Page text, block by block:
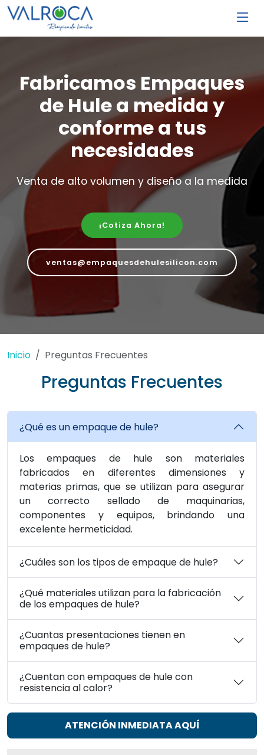
Fabricamos Empaques
de Hule a medida y
conforme a tus
necesidades
Venta de alto volumen y diseño a la medida
¡Cotiza Ahora!
ventas@empaquesdehulesilicon.com
Inicio Preguntas Frecuentes
Preguntas Frecuentes
¿Qué es un empaque de hule?
Los empaques de hule son materiales
fabricados en diferentes dimensiones y
materias primas, que se utilizan para asegurar
un correcto sellado de maquinarias,
componentes y equipos, brindando una
excelente hermeticidad.
¿Cuáles son los tipos de empaque de hule?
¿Qué materiales utilizan para la fabricación
de los empaques de hule?
¿Cuantas presentaciones tienen en
empaques de hule?
¿Cuentan con empaques de hule con
resistencia al calor?
ATENCIÓN INMEDIATA AQUÍ